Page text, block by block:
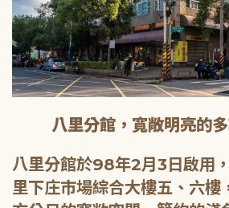
八里分館，寬敞明亮的
八里分館於98年2月3日啟用
里下庄市場綜合大樓五、六